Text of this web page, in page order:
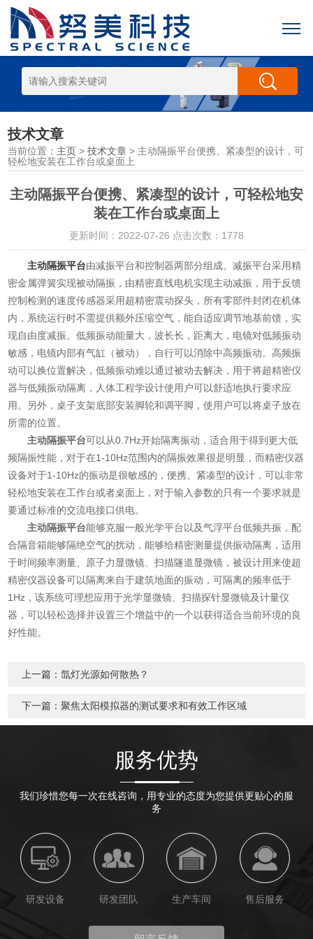
技术文章
当前位置： 主页 >技术文章 > 主动隔振平台便携、紧凑型的设计，可
轻松地安装在工作台或桌面上
主动隔振平台便携、紧凑型的设计，可轻松地安
装在工作台或桌面上
更新时间：2022-07-26 点击次数：1778
主动隔振平台由减振平台和控制器两部分组成。减振平台采用精
密金属弹簧实现被动隔振，由精密直线电机实现主动减振，用于反馈
控制检测的速度传感器采用超精密震动探头，所有零部件封闭在机体
内，系统运行时不需提供额外压缩空气，能自适应调节地基前馈，实
现自由度减振。低频振动能量大，波长长，距离大，电镜对低频振动
敏感，电镜内部有气缸（被动），自行可以消除中高频振动。高频振
动可以换位置解决，低频振动难以通过被动去解决，用于将超精密仪
器与低频振动隔离，人体工程学设计使用户可以舒适地执行要求应
用。另外，桌子支架底部安装脚轮和调平脚，使用户可以将桌子放在
所需的位置。
主动隔振平台可以从0.7Hz开始隔离振动，适合用于得到更大低
频隔振性能，对于在1-10Hz范围内的隔振效果很是明显，而精密仪器
设备对于1-10Hz的振动是很敏感的，便携、紧凑型的设计，可以非常
轻松地安装在工作台或者桌面上，对于输入参数的只有一个要求就是
要通过标准的交流电接口供电。
主动隔振平台能够克服一般光学平台以及气浮平台低频共振，配
合隔音箱能够隔绝空气的扰动，能够给精密测量提供振动隔离，适用
于时间频率测量、原子力显微镜、扫描隧道显微镜，被设计用来使超
精密仪器设备可以隔离来自于建筑地面的振动，可隔离的频率低于
1Hz，该系统可理想应用于光学显微镜、扫描探针显微镜及计量仪
器，可以轻松选择并设置三个增益中的一个以获得适合当前环境的良
好性能。
上一篇：氙灯光源如何散热？
下一篇：聚焦太阳模拟器的测试要求和有效工作区域
服务优势
我们珍惜您每一次在线咨询，用专业的态度为您提供更贴心的服
务
研发设备 研发团队 生产车间 售后服务